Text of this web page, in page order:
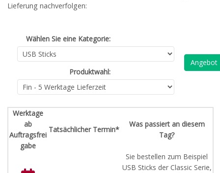
Lieferung nachverfolgen:
Wählen Sie eine Kategorie:
Produktwahl:
Angebot
Werktage
ab
Auftragsfrei
gabe
Tatsächlicher Termin*
Was passiert an diesem
Tag?
Sie bestellen zum Beispiel
USB Sticks der Classic Serie,